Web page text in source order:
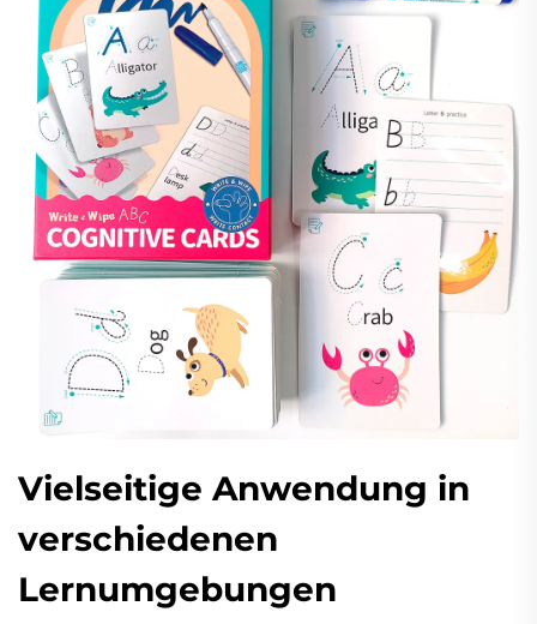
Vielseitige Anwendung in
verschiedenen
Lernumgebungen